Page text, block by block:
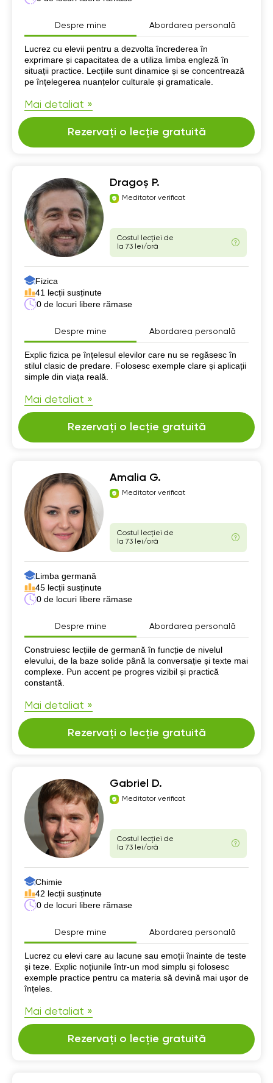
Despre mine Abordarea personală
Despre mine
Lucrez cu elevii pentru a dezvolta încrederea în
exprimare și capacitatea de a utiliza limba engleză în
situații practice. Lecțiile sunt dinamice și se concentrează
pe înțelegerea nuanțelor culturale și gramaticale.
Mai detaliat »
Rezervați o lecție gratuită
Dragoș P.
Meditator verificat
Costul lecției de
la 73 lei/oră
Fizica
41 lecții susținute
0 de locuri libere rămase
Despre mine Abordarea personală
Despre mine
Explic fizica pe înțelesul elevilor care nu se regăsesc în
stilul clasic de predare. Folosesc exemple clare și aplicații
simple din viața reală.
Mai detaliat »
Rezervați o lecție gratuită
Amalia G.
Meditator verificat
Costul lecției de
la 73 lei/oră
Limba germană
45 lecții susținute
0 de locuri libere rămase
Despre mine Abordarea personală
Despre mine
Construiesc lecțiile de germană în funcție de nivelul
elevului, de la baze solide până la conversație și texte mai
complexe. Pun accent pe progres vizibil și practică
constantă.
Mai detaliat »
Rezervați o lecție gratuită
Gabriel D.
Meditator verificat
Costul lecției de
la 73 lei/oră
Chimie
42 lecții susținute
0 de locuri libere rămase
Despre mine Abordarea personală
Despre mine
Lucrez cu elevi care au lacune sau emoții înainte de teste
și teze. Explic noțiunile într-un mod simplu și folosesc
exemple practice pentru ca materia să devină mai ușor de
înțeles.
Mai detaliat »
Rezervați o lecție gratuită